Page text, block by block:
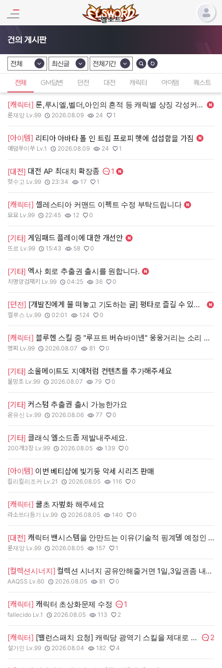
건의 게시판
카테고리 선택
전체
카테고리 선택
최신글
카테고리 선택
전체기간
전체 GM답변 던전 대전 캐릭터 아이템 퀘스트
[캐릭터] 룬,루시엘,벨더,아인의 흔적 등 캐릭별 상징 각성커스텀+로제 바니걸 커스텀
작성자:
룬재앙 Lv.99
작성일:
2026.08.09
조회수:
24
추천수:
1
[아이템] 리티아 아바타 폴 인 트립 프로피 햇에 섭섭함을 가짐
작성자:
애덤쑤미쑤 Lv.1
작성일:
2026.08.09
조회수:
24
추천수:
1
[대전] 대전 AP 최대치 확장좀 댓글수:
1
작성자:
헛수고 Lv.99
작성일:
23:34
조회수:
17
추천수:
1
[캐릭터] 셀레스티아 커맨드 이펙트 수정 부탁드립니다
묘묘 Lv.99 22:45 12 0
[기타] 게임패드 플레이에 대한 개선안
작성자:
뜨로 Lv.99
작성일:
15:43
조회수:
58
추천수:
0
[기타] 엑사 회로 추출권 출시를 원합니다.
작성자:
치명양검재키 Lv.99
작성일:
04:25
조회수:
36
추천수:
0
[던전] [개발진에게 물 떠놓고 기도하는 글] 평타로 즐길 수 있는 신 던전을 내주세요
작성자:
엘루스 Lv.99
작성일:
02:01
조회수:
124
추천수:
0
[캐릭터] 블루헨 스킬 중 "루프트 버슈바이넨" 웅웅거리는 소리 삭제 해 주세요 ㅠㅠ
작성자:
명찌 Lv.99
작성일:
2026.08.07
조회수:
81
추천수:
0
[기타] 소울메이트도 지애처럼 컨텐츠를 추가해주세요
작성자:
물망초 Lv.99
작성일:
2026.08.07
조회수:
79
추천수:
0
[기타] 커스텀 추출권 출시 가능한가요
작성자:
온유신 Lv.99
작성일:
2026.08.06
조회수:
77
추천수:
0
[기타] 클래식 엘소드좀 제발내주세요.
작성자:
200개3장 Lv.99
작성일:
2026.08.05
조회수:
139
추천수:
0
[아이템] 이번 베티샵에 빛기둥 악세 시리즈 판매
작성자:
킬리킬리조커 Lv.21
작성일:
2026.08.05
조회수:
116
추천수:
0
[캐릭터] 쿨초 자벞화 해주세요
작성자:
라소쓰다듬기 Lv.99
작성일:
2026.08.05
조회수:
140
추천수:
0
[대전] 캐릭터 밴시스템을 안만드는 이유(기술적 핑계댈 예정인 이유)
작성자:
룬재앙 Lv.99
작성일:
2026.08.05
조회수:
157
추천수:
1
[컬렉션시너지] 컬렉션 시너지 공유안해줄거면 1일,3일권좀 내주세요
작성자:
AAQSS Lv.60
작성일:
2026.08.05
조회수:
81
추천수:
0
[캐릭터] 캐릭터 초상화문제 수정 댓글수:
1
fallecido Lv.1 2026.08.05 113 2
[캐릭터] [밸런스패치 요청] 캐릭당 광역기 스킬을 제대로 점검 부탁드립니다. 댓글
2
작성자:
설가인 Lv.99
작성일:
2026.08.04
조회수:
182
추천수:
4